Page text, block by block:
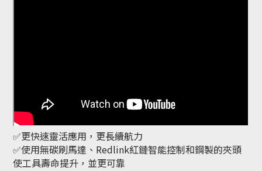
✅更快速靈活應用，更長續航力
✅使用無碳刷馬達、Redlink紅鏈智能控制和鋼製的夾頭
使工具壽命提升，並更可靠